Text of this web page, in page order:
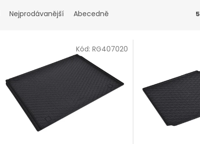
Nejprodávanější Abecedně
Kód: RG407020